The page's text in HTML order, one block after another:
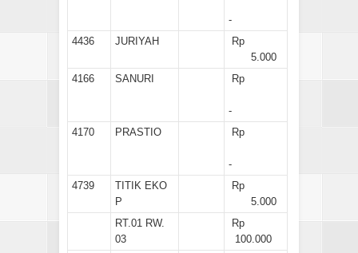
-
4436
JURIYAH
Rp
5.000
4166
SANURI Rp
-
4170
PRASTIO Rp
-
4739
TITIK EKO
P
Rp
5.000
RT.01 RW.
03
Rp
100.000